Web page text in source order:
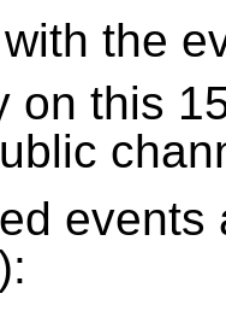
the
on this
events